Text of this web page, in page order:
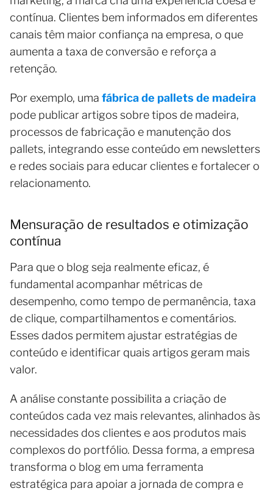
contínua. Clientes bem informados em diferentes
canais têm maior confiança na empresa, o que
aumenta a taxa de conversão e reforça a
retenção.
Por exemplo, uma fábrica de pallets de madeira
pode publicar artigos sobre tipos de madeira,
processos de fabricação e manutenção dos
pallets, integrando esse conteúdo em newsletters
e redes sociais para educar clientes e fortalecer o
relacionamento.
Mensuração de resultados e otimização
contínua
Para que o blog seja realmente eficaz, é
fundamental acompanhar métricas de
desempenho, como tempo de permanência, taxa
de clique, compartilhamentos e comentários.
Esses dados permitem ajustar estratégias de
conteúdo e identificar quais artigos geram mais
valor.
A análise constante possibilita a criação de
conteúdos cada vez mais relevantes, alinhados às
necessidades dos clientes e aos produtos mais
complexos do portfólio. Dessa forma, a empresa
transforma o blog em uma ferramenta
estratégica para apoiar a jornada de compra e